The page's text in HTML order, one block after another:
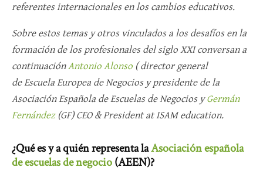
referentes internacionales en los cambios educativos.
Sobre estos temas y otros vinculados a los desafíos en la
formación de los profesionales del siglo XXI conversan a
continuaciónAntonio Alonso ( director general
de Escuela Europea de Negocios y presidente de la
Asociación Española de Escuelas de Negocios yGermán
Fernández(GF) CEO & President at ISAM education.
¿Qué es y a quién representa laAsociación española
de escuelas de negocio(AEEN)?